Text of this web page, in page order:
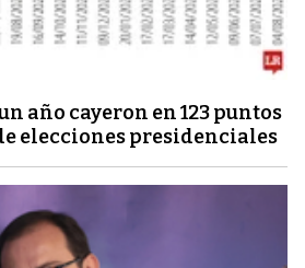
año cayeron en 123 puntos
elecciones presidenciales